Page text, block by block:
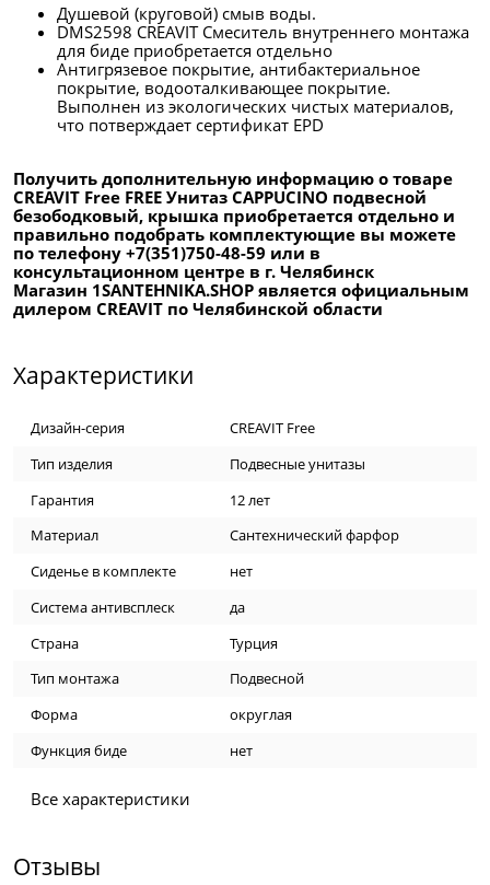
Душевой (круговой) смыв воды.
DMS2598 CREAVIT Смеситель внутреннего монтажа
для биде приобретается отдельно
Антигрязевое покрытие, антибактериальное
покрытие, водооталкивающее покрытие.
Выполнен из экологических чистых материалов,
что потверждает сертификат EPD
Получить дополнительную информацию о товаре
CREAVIT Free FREE Унитаз CAPPUCINO подвесной
безободковый, крышка приобретается отдельно и
правильно подобрать комплектующие вы можете
по телефону +7(351)750-48-59 или в
консультационном центре в г. Челябинск
Магазин 1SANTEHNIKA.SHOP является официальным
дилером CREAVIT по Челябинской области
Характеристики
Дизайн-серия
CREAVIT Free
Тип изделия
Подвесные унитазы
Гарантия
12 лет
Материал
Сантехнический фарфор
Сиденье в комплекте
нет
Система антивсплеск
да
Страна
Турция
Тип монтажа
Подвесной
Форма
округлая
Функция биде
нет
Все характеристики
Отзывы